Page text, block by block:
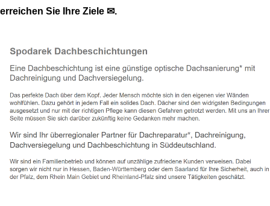
erreichen Sie Ihre Ziele ✉.